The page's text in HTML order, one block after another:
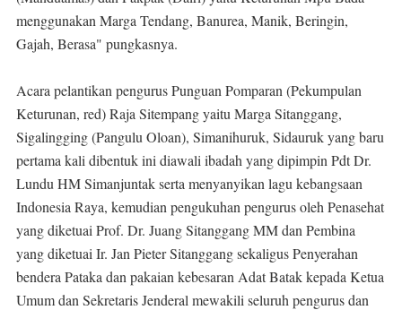
menggunakan Marga Tendang, Banurea, Manik, Beringin,
Gajah, Berasa" pungkasnya.
Acara pelantikan pengurus Punguan Pomparan (Pekumpulan
Keturunan, red) Raja Sitempang yaitu Marga Sitanggang,
Sigalingging (Pangulu Oloan), Simanihuruk, Sidauruk yang baru
pertama kali dibentuk ini diawali ibadah yang dipimpin Pdt Dr.
Lundu HM Simanjuntak serta menyanyikan lagu kebangsaan
Indonesia Raya, kemudian pengukuhan pengurus oleh Penasehat
yang diketuai Prof. Dr. Juang Sitanggang MM dan Pembina
yang diketuai Ir. Jan Pieter Sitanggang sekaligus Penyerahan
bendera Pataka dan pakaian kebesaran Adat Batak kepada Ketua
Umum dan Sekretaris Jenderal mewakili seluruh pengurus dan